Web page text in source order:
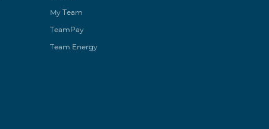
My Team
TeamPay
Team Energy